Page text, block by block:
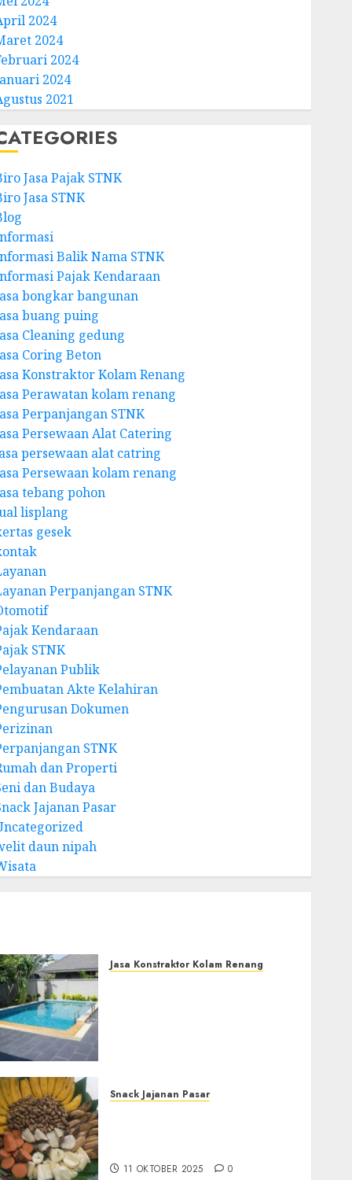
2024
2024
2024
2024
2021
Jasa Pajak STNK
Jasa STNK
Balik Nama STNK
Pajak Kendaraan
bongkar bangunan
buang puing
Cleaning gedung
Coring Beton
Konstraktor Kolam Renang
Perawatan kolam renang
Perpanjangan STNK
Persewaan Alat Catering
persewaan alat catring
Persewaan kolam renang
tebang pohon
lisplang
gesek
Perpanjangan STNK
Kendaraan
STNK
Publik
Akte Kelahiran
Dokumen
STNK
dan Properti
dan Budaya
Jajanan Pasar
daun nipah
Jasa Konstraktor Kolam Renang
Snack Jajanan Pasar
11 OKTOBER 2025 0